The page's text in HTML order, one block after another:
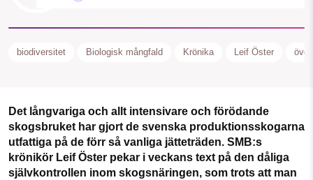
OM OSS
Sök Sparade inlägg Tipsa oss
biodiversitet Biologisk mångfald Krönika Leif Öster
Det långvariga och allt intensivare och förödande
skogsbruket har gjort de svenska produktionsskogarna
utfattiga på de förr så vanliga jätteträden. SMB:s
krönikör Leif Öster pekar i veckans text på den dåliga
självkontrollen inom skogsnäringen, som trots att man